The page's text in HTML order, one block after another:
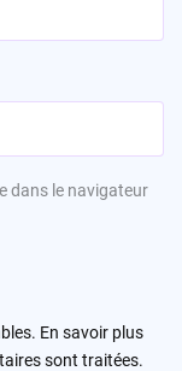
dans le navigateur
En savoir plus
sont traitées.